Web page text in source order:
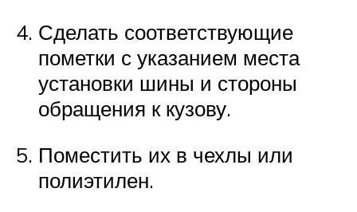
Сделать соответствующие
пометки с указанием места
установки шины и стороны
обращения к кузову.
Поместить их в чехлы или
полиэтилен.